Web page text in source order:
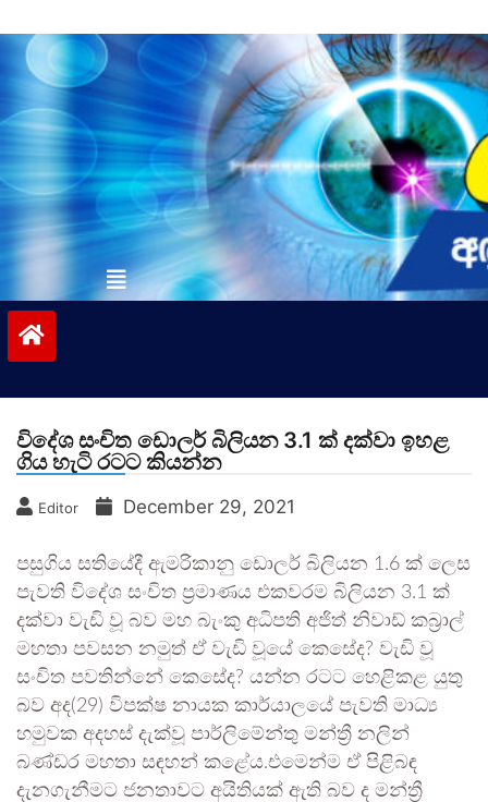
to
contentvinivida.lk
විදේශ සංචිත ඩොලර් බිලියන 3.1 ක් දක්වා ඉහළ
ගිය හැටි රටට කියන්න
Editor December 29, 2021
පසුගිය සතියේදී ඇමරිකානු ඩොලර් බිලියන 1.6 ක් ලෙස
පැවති විදේශ සංචිත ප්‍රමාණය එකවරම බිලියන 3.1 ක්
දක්වා වැඩි වූ බව මහ බැංකු අධිපති අජිත් නිවාඩ් කබ්‍රාල්
මහතා පවසන නමුත් ඒ වැඩි වූයේ කෙසේද? වැඩි වූ
සංචිත පවතින්නේ කෙසේද? යන්න රටට හෙළිකළ යුතු
බව අද(29) විපක්ෂ නායක කාර්යාලයේ පැවති මාධ්‍ය
හමුවක අදහස් දැක්වූ පාර්ලිමේන්තු මන්ත්‍රී නලින්
බණ්ඩර මහතා සඳහන් කළේය.එමෙන්ම ඒ පිළිබඳ
දැනගැනීමට ජනතාවට අයිතියක් ඇති බව ද මන්ත්‍රී